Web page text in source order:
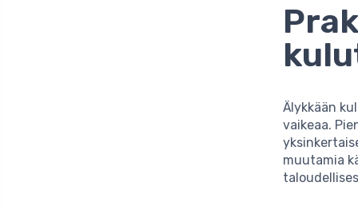
Älykkään
vaikeaa.
muutamia